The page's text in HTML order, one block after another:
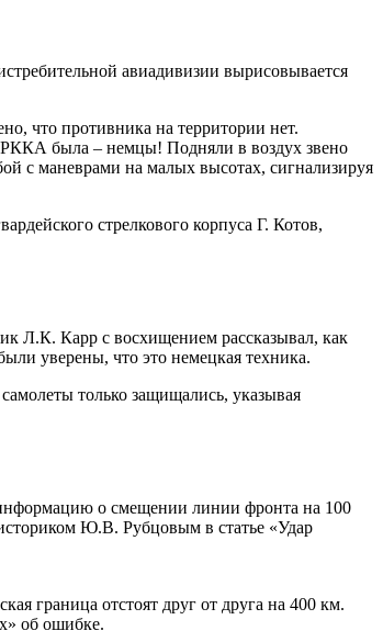
авиадивизии вырисовывается
что противника на территории нет.
была – немцы! Подняли в воздух звено
с маневрами на малых высотах, сигнализируя
стрелкового корпуса Г. Котов,
Л.К. Карр с восхищением рассказывал, как
уверены, что это немецкая техника.
только защищались, указывая
о смещении линии фронта на 100
Ю.В. Рубцовым в статье «Удар
граница отстоят друг от друга на 400 км.
об ошибке.